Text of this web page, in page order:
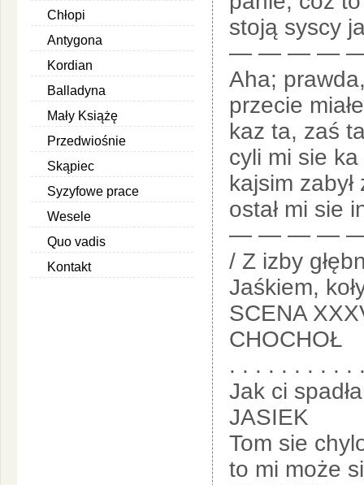
Chłopi
Antygona
Kordian
Balladyna
Mały Książę
Przedwiośnie
Skąpiec
Syzyfowe prace
Wesele
Quo vadis
Kontakt
stoją syscy
— — — —
Aha;
przecie
kaz ta, zaś
cyli mi sie
kajsim zabył
ostał mi sie
— — — —
/ Z izby
Jaśkiem,
SCENA
CHOCHOŁ
. . . . . . . . . .
Jak ci
JASIEK
Tom sie
to mi może